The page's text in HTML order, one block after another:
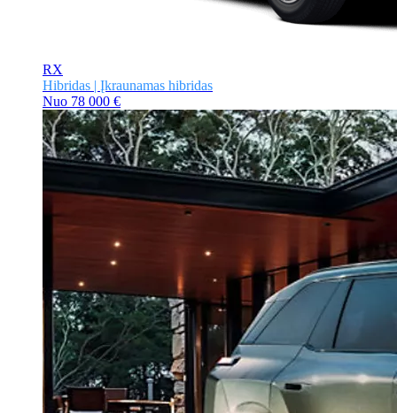
RX
Hibridas | Įkraunamas hibridas
Nuo 78 000 €